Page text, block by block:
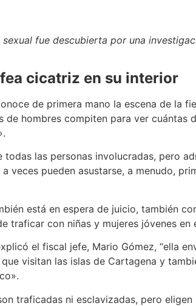
fue descubierta por una
cicatriz en su interior
de primera mano la escena de la
hombres compiten para ver cuántas
las personas involucradas, pero
veces pueden asustarse, a menudo,
está en espera de juicio, también
traficar con niñas y mujeres jóvenes
el fiscal jefe, Mario Gómez, “ella
visitan las islas de Cartagena y
traficadas ni esclavizadas, pero